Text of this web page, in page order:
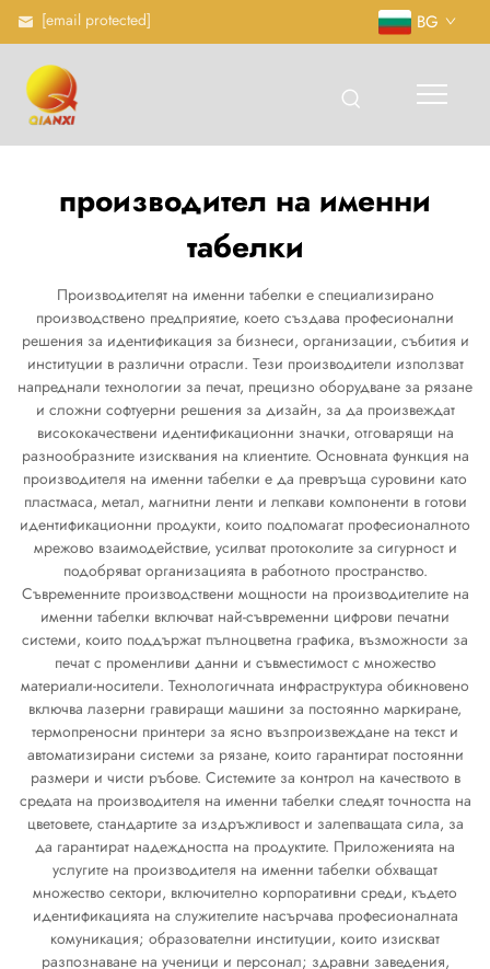
[email protected] BG
производител на именни
табелки
Производителят на именни табелки е специализирано
производствено предприятие, което създава професионални
решения за идентификация за бизнеси, организации, събития и
институции в различни отрасли. Тези производители използват
напреднали технологии за печат, прецизно оборудване за рязане
и сложни софтуерни решения за дизайн, за да произвеждат
висококачествени идентификационни значки, отговарящи на
разнообразните изисквания на клиентите. Основната функция на
производителя на именни табелки е да превръща суровини като
пластмаса, метал, магнитни ленти и лепкави компоненти в готови
идентификационни продукти, които подпомагат професионалното
мрежово взаимодействие, усилват протоколите за сигурност и
подобряват организацията в работното пространство.
Съвременните производствени мощности на производителите на
именни табелки включват най-съвременни цифрови печатни
системи, които поддържат пълноцветна графика, възможности за
печат с променливи данни и съвместимост с множество
материали-носители. Технологичната инфраструктура обикновено
включва лазерни гравиращи машини за постоянно маркиране,
термопреносни принтери за ясно възпроизвеждане на текст и
автоматизирани системи за рязане, които гарантират постоянни
размери и чисти ръбове. Системите за контрол на качеството в
средата на производителя на именни табелки следят точността на
цветовете, стандартите за издръжливост и залепващата сила, за
да гарантират надеждността на продуктите. Приложенията на
услугите на производителя на именни табелки обхващат
множество сектори, включително корпоративни среди, където
идентификацията на служителите насърчава професионалната
комуникация; образователни институции, които изискват
разпознаване на ученици и персонал; здравни заведения,